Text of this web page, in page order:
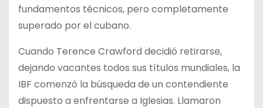
fundamentos técnicos, pero completamente
superado por el cubano.
Cuando Terence Crawford decidió retirarse,
dejando vacantes todos sus títulos mundiales, la
IBF comenzó la búsqueda de un contendiente
dispuesto a enfrentarse a Iglesias. Llamaron